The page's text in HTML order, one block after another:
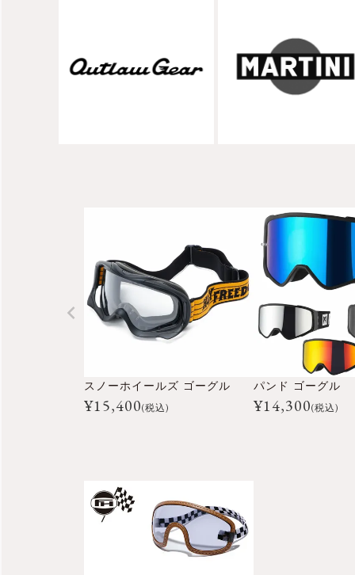
スノーホイールズ ゴーグル
¥15,400(税込)
パンド ゴーグル
¥14,300(税込)